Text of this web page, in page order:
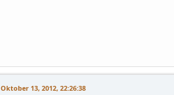
Oktober 13, 2012, 22:26:38